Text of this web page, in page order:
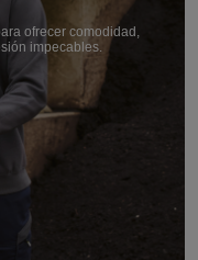
ofrecer comodidad,
impecables.